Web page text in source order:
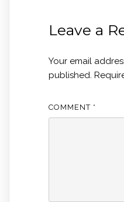
Leave a
Your email
published.
COMMENT *